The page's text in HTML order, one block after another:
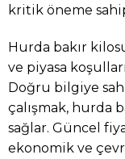
kritik öneme
Hurda bakır
ve piyasa
Doğru bilgiye
çalışmak, hurda
sağlar. Güncel
ekonomik ve